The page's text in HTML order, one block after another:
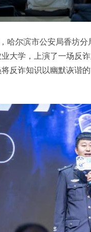
哈尔滨市公安局香坊
大学，上演了一场反
反诈知识以幽默诙谐